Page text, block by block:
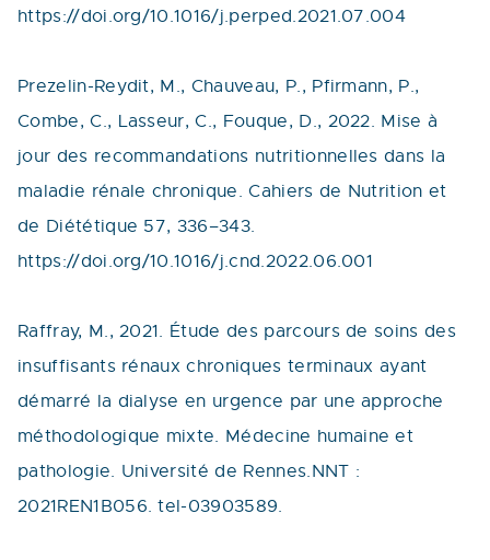
https://doi.org/10.1016/j.perped.2021.07.004
Prezelin-Reydit, M., Chauveau, P., Pfirmann, P.,
Combe, C., Lasseur, C., Fouque, D., 2022. Mise à
jour des recommandations nutritionnelles dans la
maladie rénale chronique. Cahiers de Nutrition et
de Diététique 57, 336–343.
https://doi.org/10.1016/j.cnd.2022.06.001
Raffray, M., 2021. Étude des parcours de soins des
insuffisants rénaux chroniques terminaux ayant
démarré la dialyse en urgence par une approche
méthodologique mixte. Médecine humaine et
pathologie. Université de Rennes.NNT :
2021REN1B056. tel-03903589.